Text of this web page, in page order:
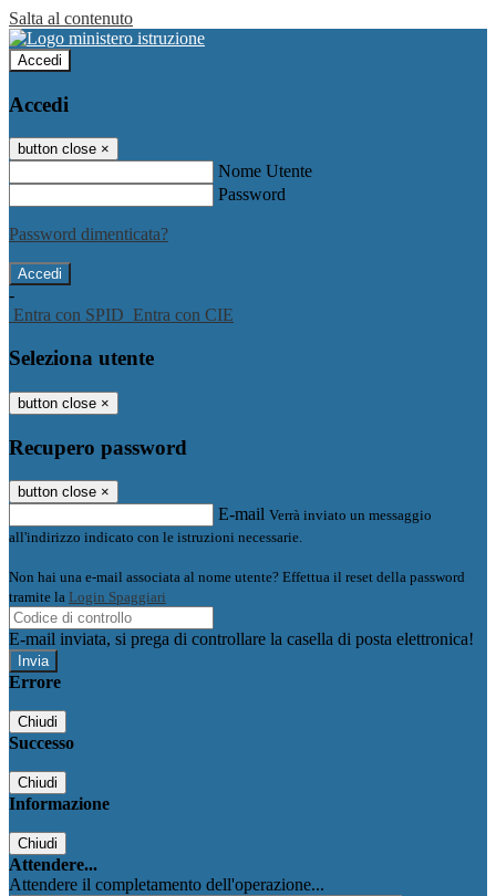
Salta al contenuto
Accedi
Accedi
button close ×
Nome Utente
Password
Password dimenticata?
-
Entra con SPID Entra con CIE
Seleziona utente
button close ×
Recupero password
button close ×
E-mail Verrà inviato un messaggio
all'indirizzo indicato con le istruzioni necessarie.
Non hai una e-mail associata al nome utente? Effettua il reset della password
tramite la Login Spaggiari
E-mail inviata, si prega di controllare la casella di posta elettronica!
Errore
Chiudi
Successo
Chiudi
Informazione
Chiudi
Attendere...
Attendere il completamento dell'operazione...